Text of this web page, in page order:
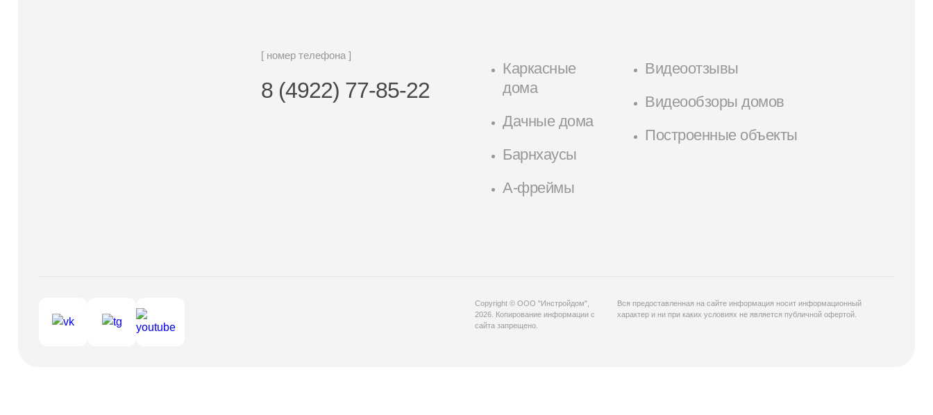
[ номер телефона ]
8 (4922) 77-85-22
Каркасные
дома
Дачные дома
Барнхаусы
А-фреймы
Видеоотзывы
Видеообзоры домов
Построенные объекты
Copyright © ООО "Инстройдом",
2026. Копирование информации с
сайта запрещено.
Вся предоставленная на сайте информация носит информационный
характер и ни при каких условиях не является публичной офертой.